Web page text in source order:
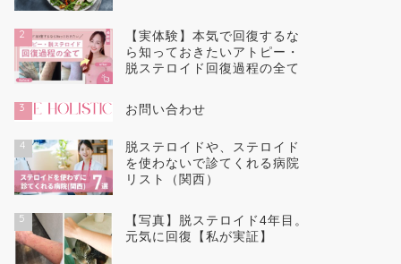
2
【実体験】本気で回復するな
ら知っておきたいアトピー・
脱ステロイド回復過程の全て
3 お問い合わせ
4
脱ステロイドや、ステロイド
を使わないで診てくれる病院
リスト（関西）
5
【写真】脱ステロイド4年目。
元気に回復【私が実証】